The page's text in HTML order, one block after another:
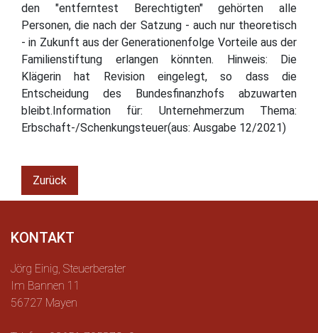
den "entferntest Berechtigten" gehörten alle
Personen, die nach der Satzung - auch nur theoretisch
- in Zukunft aus der Generationenfolge Vorteile aus der
Familienstiftung erlangen könnten. Hinweis: Die
Klägerin hat Revision eingelegt, so dass die
Entscheidung des Bundesfinanzhofs abzuwarten
bleibt.Information für: Unternehmerzum Thema:
Erbschaft-/Schenkungsteuer(aus: Ausgabe 12/2021)
Zurück
KONTAKT
Jörg Einig, Steuerberater
Im Bannen 11
56727 Mayen